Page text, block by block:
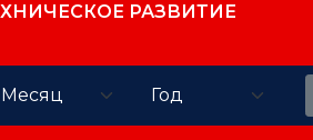
РАЗВИТИЕ